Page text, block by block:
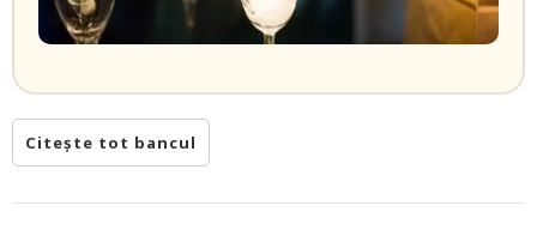
Citește tot bancul